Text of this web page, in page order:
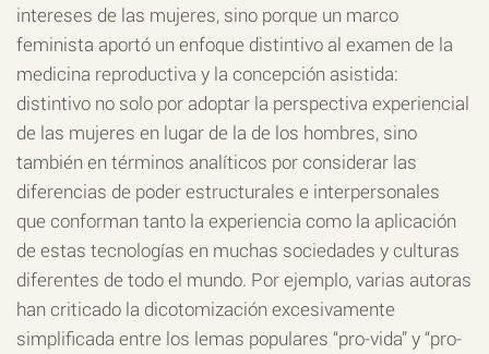
intereses de las mujeres, sino porque un marco
feminista aportó un enfoque distintivo al examen de la
medicina reproductiva y la concepción asistida:
distintivo no solo por adoptar la perspectiva experiencial
de las mujeres en lugar de la de los hombres, sino
también en términos analíticos por considerar las
diferencias de poder estructurales e interpersonales
que conforman tanto la experiencia como la aplicación
de estas tecnologías en muchas sociedades y culturas
diferentes de todo el mundo. Por ejemplo, varias autoras
han criticado la dicotomización excesivamente
simplificada entre los lemas populares “pro-vida” y “pro-